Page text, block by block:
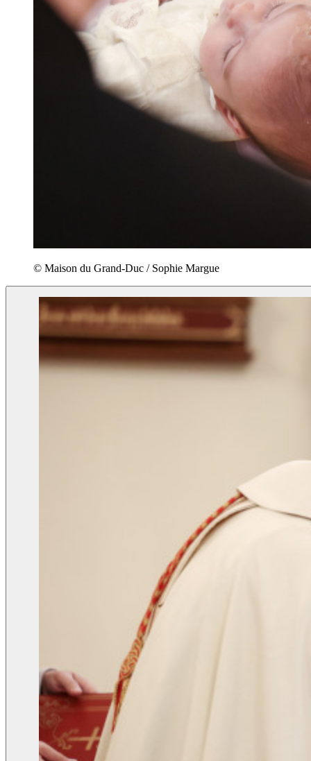
© Maison du Grand-Duc / Sophie Margue